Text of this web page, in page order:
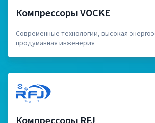
Компрессоры VOCKE
Современные технологии, высокая
продуманная инженерия
Компрессоры RFJ